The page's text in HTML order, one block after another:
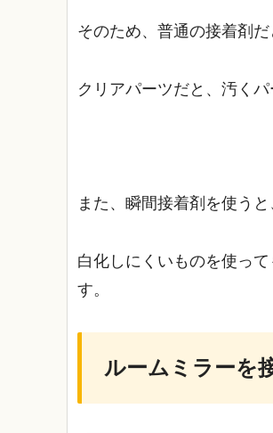
そのため、普通の接着剤
クリアパーツだと、汚く
また、瞬間接着剤を使う
白化しにくいものを使っ
す。
ルームミラーを